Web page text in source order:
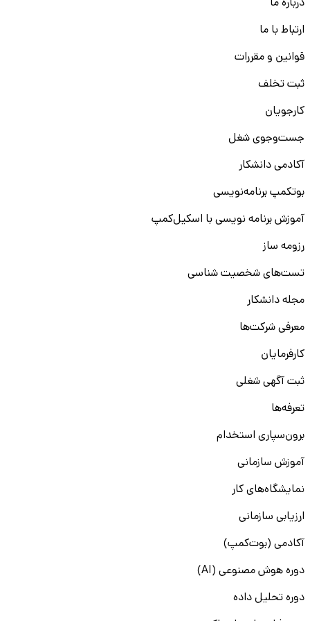
درباره ما
ارتباط با ما
قوانین و مقررات
ثبت تخلف
کارجویان
جست‌و‌جوی شغل
آکادمی دانشکار
بوتکمپ برنامه‌نویسی
آموزش برنامه نویسی با اسکیل‌کمپ
رزومه ساز
تست‌های شخصیت شناسی
مجله دانشکار
معرفی شرکت‌ها
کارفرمایان
ثبت آگهی شغلی
تعرفه‌ها
برون‌سپاری استخدام
آموزش سازمانی
نمایشگاه‌های کار
ارزیابی سازمانی
آکادمی (بوت‌کمپ)
دوره هوش مصنوعی (AI)
دوره تحلیل داده